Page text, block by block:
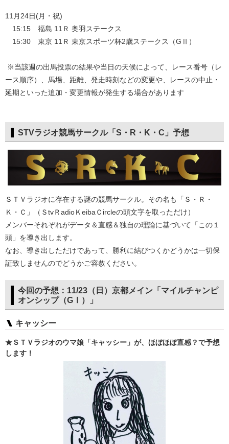
11月24日(月・祝)
15:15 福島 11Ｒ 奥羽ステークス
15:30 東京 11Ｒ 東京スポーツ杯2歳ステークス（GⅡ）
※当該週の出馬投票の結果や当日の天候によって、レース番号（レ
ース順序）、馬場、距離、発走時刻などの変更や、レースの中止・
延期といった追加・変更情報が発生する場合があります
STVラジオ競馬サークル「S・R・K・C」予想
ＳＴＶラジオに存在する謎の競馬サークル。その名も「Ｓ・Ｒ・
Ｋ・Ｃ」（ＳtvＲadioＫeibaＣircleの頭文字を取っただけ）
メンバーそれぞれがデータ＆直感＆独自の理論に基づいて「この１
頭」を導き出します。
なお、導き出しただけであって、勝利に結びつくかどうかは一切保
証致しませんのでどうかご容赦ください。
今回の予想：11/23（日）京都メイン「マイルチャンピ
オンシップ（GⅠ）」
キャッシー
★ＳＴＶラジオのウマ娘「キャッシー」が、ほぼほぼ直感？で予想
します！